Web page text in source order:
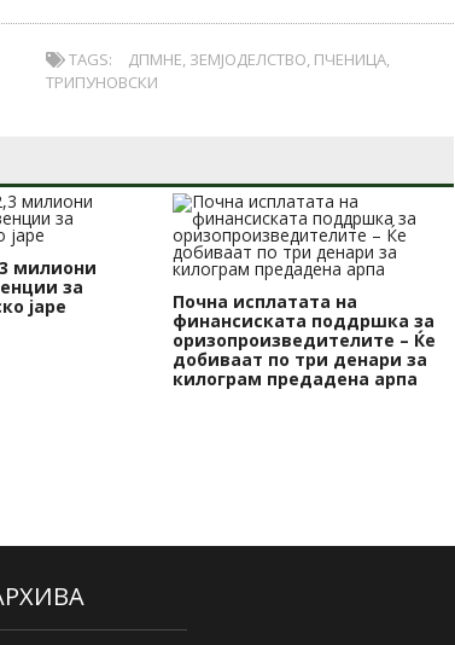
TAGS: ДПМНЕ, ЗЕМЈОДЕЛСТВО, ПЧЕНИЦА,
ТРИПУНОВСКИ
милиони
за
јаре
Почна исплатата на
финансиската поддршка за
оризопроизведителите – Ќе
добиваат по три денари за
килограм предадена арпа